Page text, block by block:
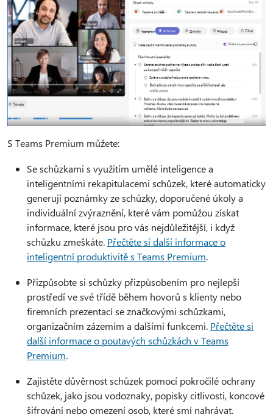
S Teams Premium můžete:
Se schůzkami s využitím umělé inteligence a
inteligentními rekapitulacemi schůzek, které automaticky
generují poznámky ze schůzky, doporučené úkoly a
individuální zvýraznění, které vám pomůžou získat
informace, které jsou pro vás nejdůležitější, i když
schůzku zmeškáte. Přečtěte si další informace o
inteligentní produktivitě s Teams Premium.
Přizpůsobte si schůzky přizpůsobením pro nejlepší
prostředí ve své třídě během hovorů s klienty nebo
firemních prezentací se značkovými schůzkami,
organizačním zázemím a dalšími funkcemi. Přečtěte si
další informace o poutavých schůzkách v Teams
Premium.
Zajistěte důvěrnost schůzek pomocí pokročilé ochrany
schůzek, jako jsou vodoznaky, popisky citlivosti, koncové
šifrování nebo omezení osob, které smí nahrávat.